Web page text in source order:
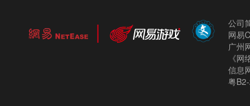
公司
网易
广州
《
信息
粤